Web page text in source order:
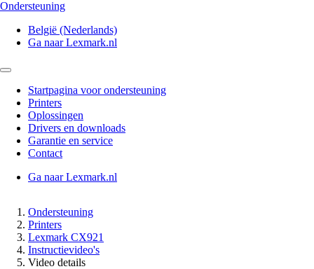
Ondersteuning
België (Nederlands)
Ga naar Lexmark.nl
Startpagina voor ondersteuning
Printers
Oplossingen
Drivers en downloads
Garantie en service
Contact
Ga naar Lexmark.nl
Ondersteuning
Printers
Lexmark CX921
Instructievideo's
Video details